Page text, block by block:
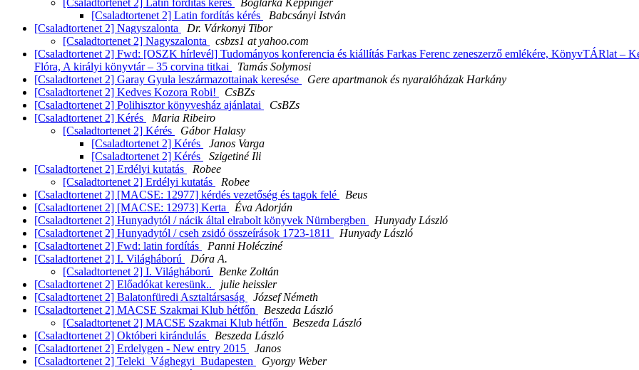
[Csaladtortenet 2] Latin fordítás kérés
Boglárka Keppinger
[Csaladtortenet 2] Latin fordítás kérés
Babcsányi István
[Csaladtortenet 2] Nagyszalonta
Dr. Várkonyi Tibor
[Csaladtortenet 2] Nagyszalonta
csbzs1 at yahoo.com
[Csaladtortenet 2] Fwd: [OSZK hírlevél] Tudományos konferencia és kiállítás Farkas Ferenc zeneszerző emlékére, KönyvTÁRlat –
Flóra, A királyi könyvtár – 35 corvina titkai
Tamás Solymosi
[Csaladtortenet 2] Garay Gyula leszármazottainak keresése
Gere apartmanok és nyaralóházak Harkány
[Csaladtortenet 2] Kedves Kozora Robi!
CsBZs
[Csaladtortenet 2] Polihisztor könyvesház ajánlatai
CsBZs
[Csaladtortenet 2] Kérés
Maria Ribeiro
[Csaladtortenet 2] Kérés
Gábor Halasy
[Csaladtortenet 2] Kérés
Janos Varga
[Csaladtortenet 2] Kérés
Szigetiné Ili
[Csaladtortenet 2] Erdélyi kutatás
Robee
[Csaladtortenet 2] Erdélyi kutatás
Robee
[Csaladtortenet 2] [MACSE: 12977] kérdés vezetőség és tagok felé
Beus
[Csaladtortenet 2] [MACSE: 12973] Kerta
Éva Adorján
[Csaladtortenet 2] Hunyadytól / nácik által elrabolt könyvek Nürnbergben
Hunyady László
[Csaladtortenet 2] Hunyadytól / cseh zsidó összeírások 1723-1811
Hunyady László
[Csaladtortenet 2] Fwd: latin fordítás
Panni Holécziné
[Csaladtortenet 2] I. Világháború
Dóra A.
[Csaladtortenet 2] I. Világháború
Benke Zoltán
[Csaladtortenet 2] Előadókat keresünk..
julie heissler
[Csaladtortenet 2] Balatonfüredi Asztaltársaság
József Németh
[Csaladtortenet 2] MACSE Szakmai Klub hétfőn
Beszeda László
[Csaladtortenet 2] MACSE Szakmai Klub hétfőn
Beszeda László
[Csaladtortenet 2] Októberi kirándulás
Beszeda László
[Csaladtortenet 2] Erdelygen - New entry 2015
Janos
[Csaladtortenet 2] Teleki_Vághegyi_Budapesten
Gyorgy Weber